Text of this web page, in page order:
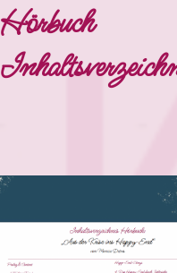
Hörbuch